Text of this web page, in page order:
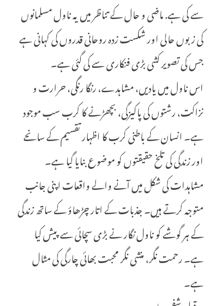
سے کی ہے. ماضی و حال کے تناظر میں یہ ناول مسلمانوں
کی زبوں حالی اور شکست زدہ روحانی قدروں کی کہانی ہے
جس کی تصویر کشی بڑی فنکاری سے کی گئی ہے۔
اس ناول میں یادیں، مشاہدے، رنگا رنگی، حرارت و
نزاکت، رشتوں کی پاکیزگی، بچھڑنے کا کرب سب موجود
ہے۔ انسان کے باطنی کرب کا اظہار تقسیم کے سانحے
اور زندگی کی تلخ حقیقتوں کو موضوع بنایا گیا ہے۔
مشاہدات کی شکل میں آنے والے واقعات اپنی جانب
متوجہ کرتے ہیں۔ جذبات کے اتار چڑھاؤ کے ساتھ زندگی
کے ہر گوشے کو ناول نگار نے بڑی سچائی سے پیش کیا
ہے۔ رحمت نگر، منشی نگر محبت بھائی چارگی کی مثال
ہے۔